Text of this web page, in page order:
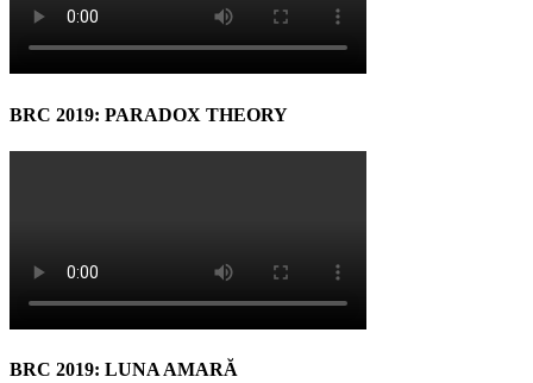
BRC 2019: PARADOX THEORY
BRC 2019: LUNA AMARĂ